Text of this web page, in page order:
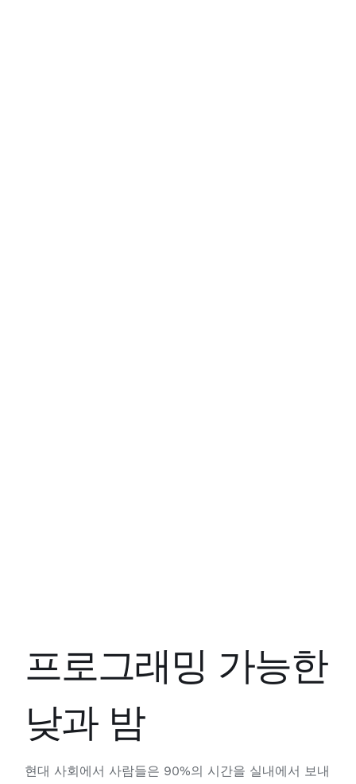
프로그래밍 가능한
낮과 밤
현대 사회에서 사람들은 90%의 시간을 실내에서 보내